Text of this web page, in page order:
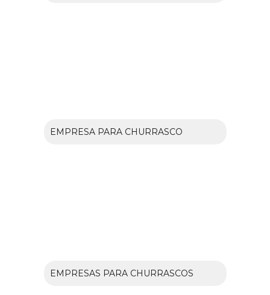
EMPRESA PARA CHURRASCO
EMPRESAS PARA CHURRASCOS